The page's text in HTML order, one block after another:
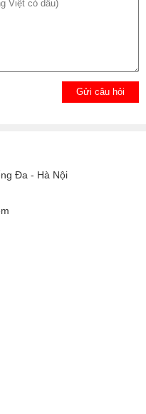
Gửi câu hỏi
Đa - Hà Nội